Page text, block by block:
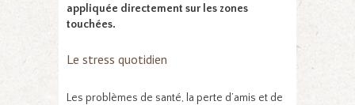
appliquée directement sur les zones
touchées.
Le stress quotidien
Les problèmes de santé, la perte d’amis et de